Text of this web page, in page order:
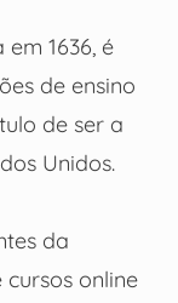
1636, é
de ensino
de ser a
Unidos.
da
online